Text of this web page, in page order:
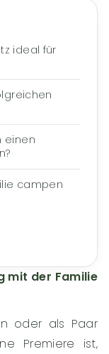
mit der Familie
oder als Paar
Premiere ist,
ideal für
einen
campen